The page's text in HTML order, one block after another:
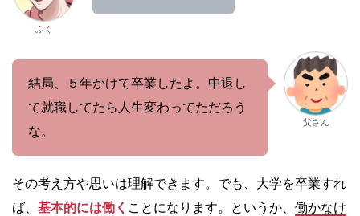
ふく
結局、５年かけて卒業したよ。中退し
て就職してたら人生変わってただろう
な。
父さん
その考え方や思いは理解できます。でも、大学を卒業すれ
ば、 基本的には働く ことになります。というか、 働かなけ